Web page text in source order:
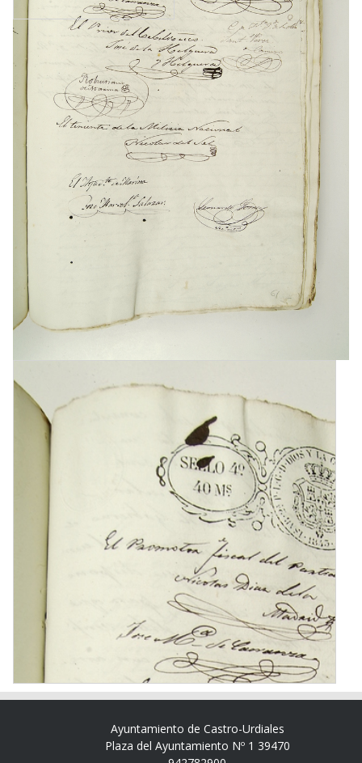
Ayuntamiento de Castro-Urdiales
Plaza del Ayuntamiento Nº 1 39470